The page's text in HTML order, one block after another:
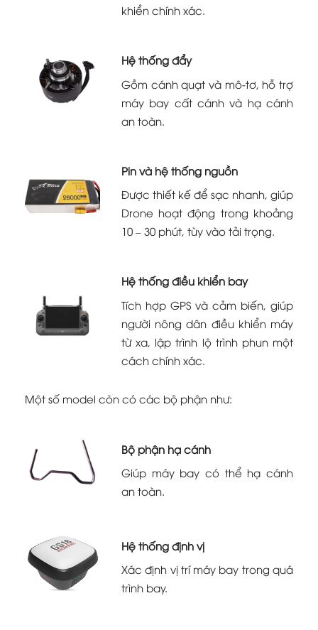
khiển chính xác.
Hệ thống đẩy
Gồm cánh quạt và mô-tơ, hỗ trợ
máy bay cất cánh và hạ cánh
an toàn.
Pin và hệ thống nguồn
Được thiết kế để sạc nhanh, giúp
Drone hoạt động trong khoảng
10 – 30 phút, tùy vào tải trọng.
Hệ thống điều khiển bay
Tích hợp GPS và cảm biến, giúp
người nông dân điều khiển máy
từ xa, lập trình lộ trình phun một
cách chính xác.
Một số model còn có các bộ phận như:
Bộ phận hạ cánh
Giúp máy bay có thể hạ cánh
an toàn.
Hệ thống định vị
Xác định vị trí máy bay trong quá
trình bay.